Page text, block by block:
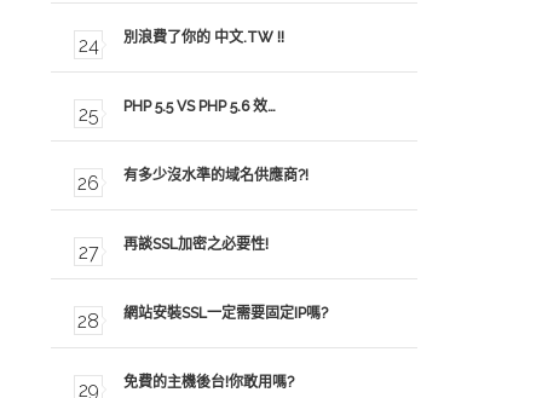
別浪費了你的 中文.TW !!
PHP 5.5 VS PHP 5.6 效…
有多少沒水準的域名供應商?!
再談SSL加密之必要性!
網站安裝SSL一定需要固定IP嗎?
免費的主機後台!你敢用嗎?